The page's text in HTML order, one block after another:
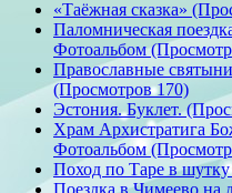
«Таёжная сказка»
Паломническая
Фотоальбом
Православные
(Просмотров 170)
Эстония. Буклет.
Храм Архистратига
Фотоальбом
Поход по Таре в
Поездка в Чимеево на